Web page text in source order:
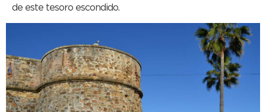
de este tesoro escondido.